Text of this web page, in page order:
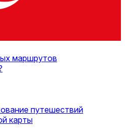
маршрутов
путешествий
карты